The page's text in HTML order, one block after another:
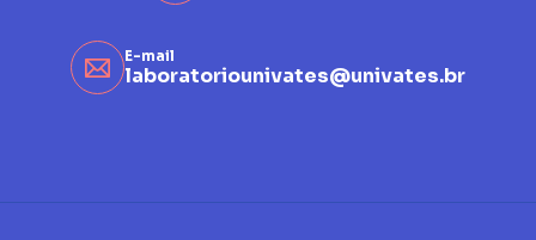
E-mail
laboratoriounivates@univates.br